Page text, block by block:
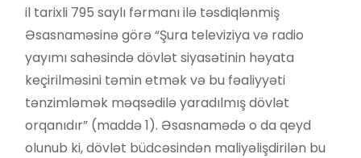
il tarixli 795 saylı fərmanı ilə təsdiqlənmiş
Əsasnaməsinə görə “Şura televiziya və radio
yayımı sahəsində dövlət siyasətinin həyata
keçirilməsini təmin etmək və bu fəaliyyəti
tənzimləmək məqsədilə yaradılmış dövlət
orqanıdır” (maddə 1). Əsasnamədə o da qeyd
olunub ki, dövlət büdcəsindən maliyəlişdirilən bu